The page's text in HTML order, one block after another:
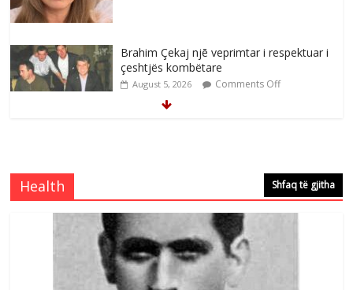
Brahim Çekaj njē veprimtar i respektuar i
çeshtjës kombëtare
August 5, 2026 Comments Off
e invalidëve në Fushë Kosovë
Comments Off
Çlirimtari Agron Gërvalla me takime pune
në atdhe të shoqerisë Levizja
August 3, 2026 Comments Off
Health Shfaq të gjitha